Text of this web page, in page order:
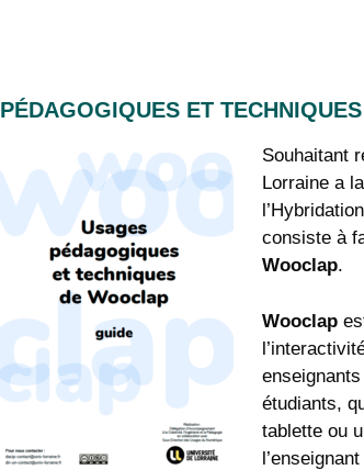
ET
Souhaitant
Lorraine a
consiste à
Wooclap.
Wooclap
étudiants,
tablette ou